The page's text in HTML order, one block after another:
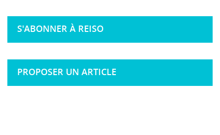
S'ABONNER À REISO
PROPOSER UN ARTICLE